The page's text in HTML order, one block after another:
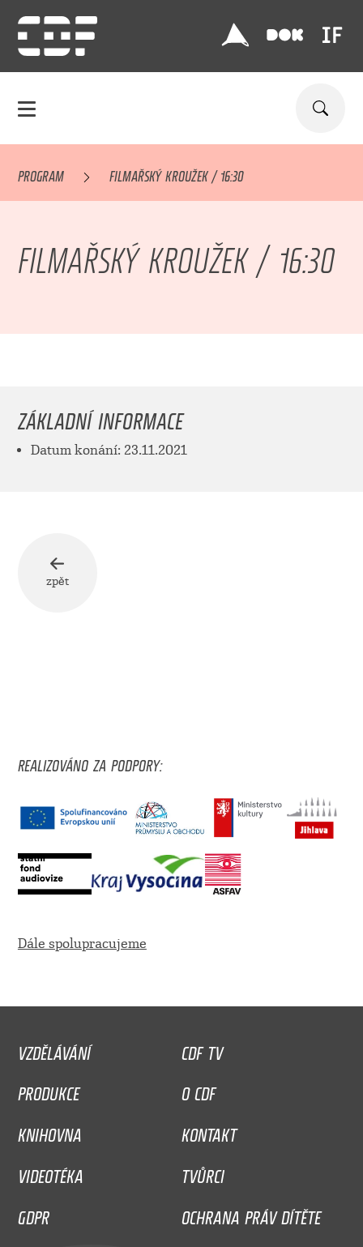
PROGRAM FILMAŘSKÝ KROUŽEK / 16:30
FILMAŘSKÝ KROUŽEK / 16:30
ZÁKLADNÍ INFORMACE
Datum konání: 23.11.2021
zpět
REALIZOVÁNO ZA PODPORY:
Dále spolupracujeme
VZDĚLÁVÁNÍ
CDF TV
PRODUKCE
O CDF
KNIHOVNA
KONTAKT
VIDEOTÉKA
TVŮRCI
GDPR
OCHRANA PRÁV DÍTĚTE